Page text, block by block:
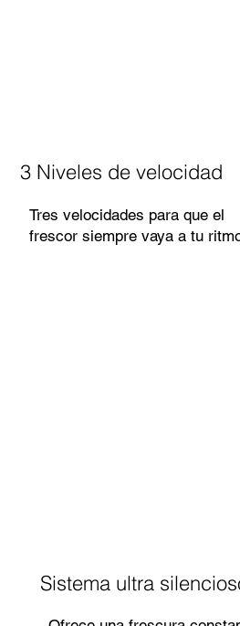
3 Niveles de velocidad
Tres velocidades para que el
frescor siempre vaya a tu
Sistema ultra